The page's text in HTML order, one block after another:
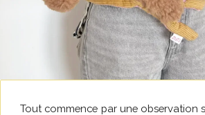
Tout commence par une observation